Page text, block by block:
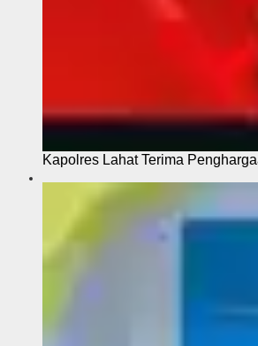
Kapolres Lahat Terima